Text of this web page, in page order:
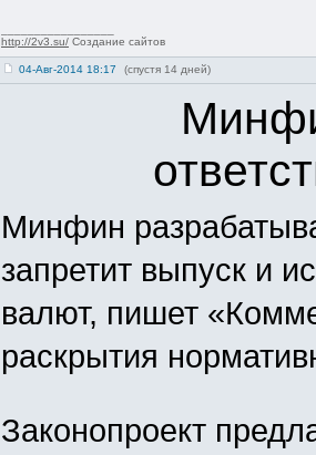
http://2v3.su/ Создание сайтов
04-Авг-2014 18:17 (спустя 14 дней)
Минфин
запретит выпуск и
валют, пишет
раскрытия
Законопроект